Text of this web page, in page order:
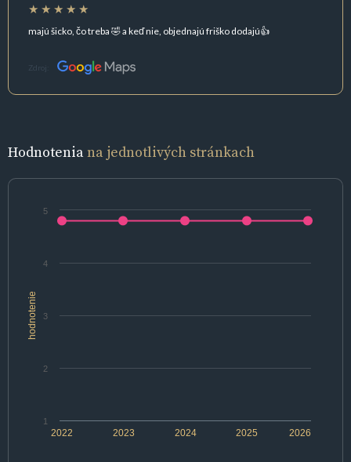
majú šicko, čo treba 🤣 a keď nie, objednajú friško dodajú👍
Zdroj:
Hodnoteniana jednotlivých stránkach
hodnotenie
2022 2024 2026
2023 2025
1
2
3
4
5